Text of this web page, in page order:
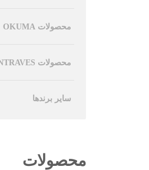
محصولات OKUMA
محصولات CONTRAVES
سایر برندها
محصولات